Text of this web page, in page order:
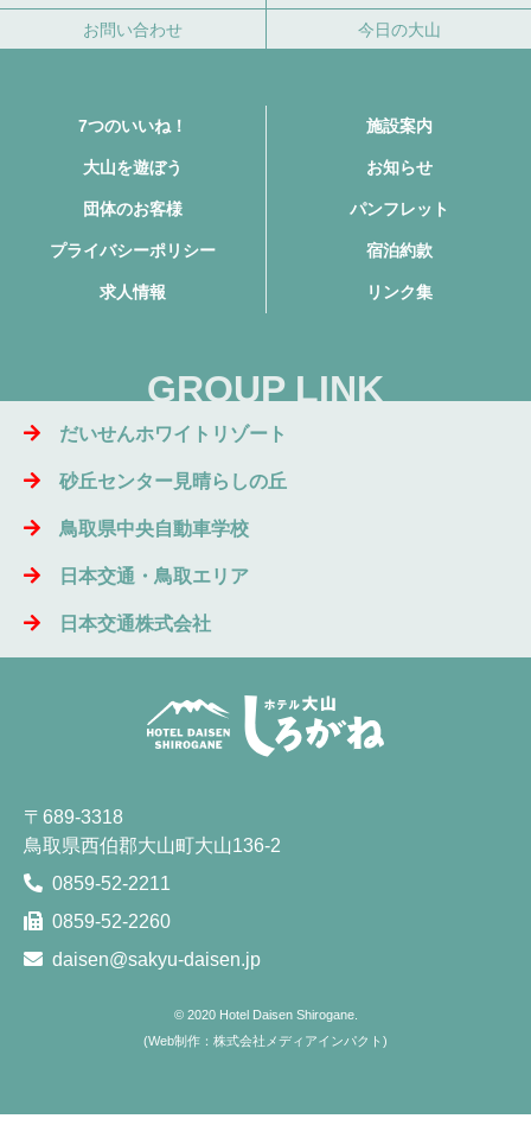
お問い合わせ 今日の大山
7つのいいね！ 施設案内
大山を遊ぼう お知らせ
団体のお客様 パンフレット
プライバシーポリシー 宿泊約款
求人情報 リンク集
GROUP LINK
だいせんホワイトリゾート
砂丘センター見晴らしの丘
鳥取県中央自動車学校
日本交通・鳥取エリア
日本交通株式会社
〒689-3318
鳥取県西伯郡大山町大山136-2
0859-52-2211
0859-52-2260
daisen@sakyu-daisen.jp
© 2020 Hotel Daisen Shirogane.
(Web制作：株式会社メディアインパクト )